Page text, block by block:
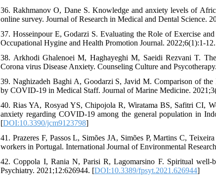
36. Rakhmanov O, Dane S. Knowledge and anxiety levels of
online survey. Journal of Research in Medical and Dental Science.
37. Hosseinpour E, Godarzi S. Evaluating the Role of Exercise
Occupational Hygine and Health Promotion Journal. 2022;6(1):1-
38. Arkhodi Ghalenoei M, Haghayeghi M, Saeidi Rezvani T.
Corona virus Disease Anxiety. Counseling Culture and
39. Naghizadeh Baghi A, Goodarzi S, Javid M. Comparison of
by COVID-19 in Medical Staff. Journal of Marine Medicine.
40. Rias YA, Rosyad YS, Chipojola R, Wiratama BS, Safitri CI,
anxiety regarding COVID-19 among the general population in
[DOI:10.3390/jcm9123798]
41. Prazeres F, Passos L, Simões JA, Simões P, Martins C,
workers in Portugal. International Journal of Environmental
42. Coppola I, Rania N, Parisi R, Lagomarsino F. Spiritual
Psychiatry. 2021;12:626944. [DOI:10.3389/fpsyt.2021.626944]